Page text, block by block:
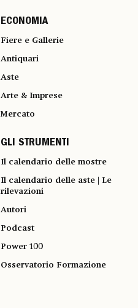
ECONOMIA
Fiere e Gallerie
Antiquari
Aste
Arte & Imprese
Mercato
GLI STRUMENTI
Il calendario delle mostre
Il calendario delle aste | Le
rilevazioni
Autori
Podcast
Power 100
Osservatorio Formazione